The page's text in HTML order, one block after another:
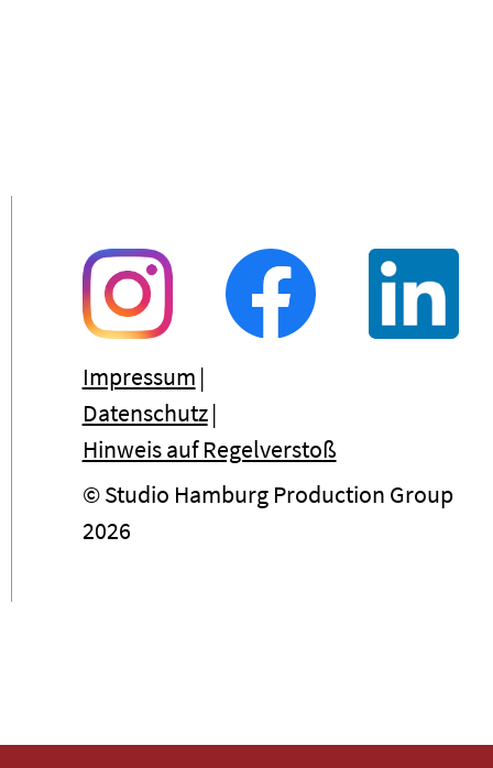
Impressum
Datenschutz
Hinweis auf Regelverstoß
© Studio Hamburg Production Group
2026